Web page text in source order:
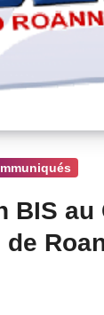
BIS au